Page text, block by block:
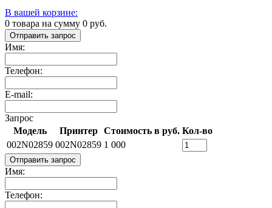
В вашей корзине:
0 товара на сумму 0 руб.
Отправить запрос
Имя:
Телефон:
E-mail:
Запрос
Модель
Принтер Стоимость в руб. Кол-во
002N02859 002N02859 1 000
Отправить запрос
Имя:
Телефон: